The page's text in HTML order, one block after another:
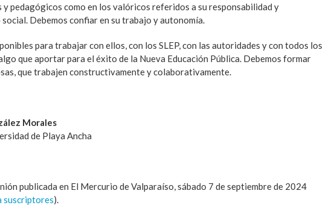
y pedagógicos como en los valóricos referidos a su responsabilidad y
Debemos confiar en su trabajo y autonomía.
para trabajar con ellos, con los SLEP, con las autoridades y con todos los
que aportar para el éxito de la Nueva Educación Pública. Debemos formar
que trabajen constructivamente y colaborativamente.
Morales
de Playa Ancha
publicada en El Mercurio de Valparaíso, sábado 7 de septiembre de 2024
suscriptores).